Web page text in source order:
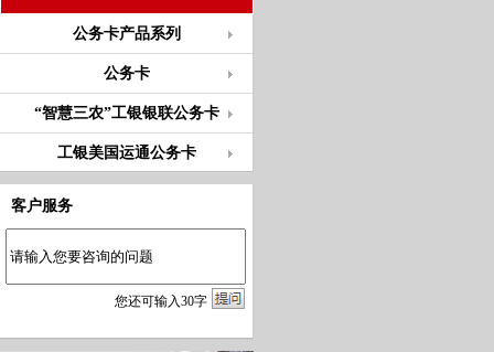
公务卡产品系列
公务卡
“智慧三农”工银银联公务卡
工银美国运通公务卡
客户服务
您还可输入30字